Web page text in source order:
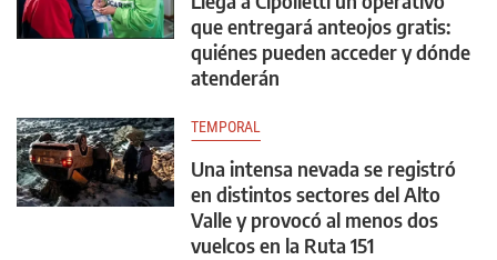
que entregará anteojos gratis:
quiénes pueden acceder y dónde
atenderán
TEMPORAL
Una intensa nevada se registró
en distintos sectores del Alto
Valle y provocó al menos dos
vuelcos en la Ruta 151